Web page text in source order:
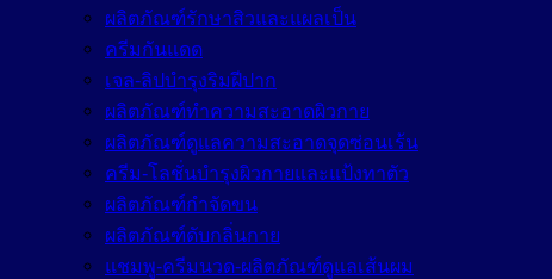
ผลิตภัณฑ์รักษาสิวและแผลเป็น
ครีมกันแดด
เจล-ลิปบำรุงริมฝีปาก
ผลิตภัณฑ์ทำความสะอาดผิวกาย
ผลิตภัณฑ์ดูแลความสะอาดจุดซ่อนเร้น
ครีม-โลชั่นบำรุงผิวกายและแป้งทาตัว
ผลิตภัณฑ์กำจัดขน
ผลิตภัณฑ์ดับกลิ่นกาย
แชมพู-ครีมนวด-ผลิตภัณฑ์ดูแลเส้นผม